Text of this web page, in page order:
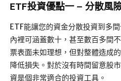
ETF投資優點一 – 分散風
ETF能讓您的資金分散投資到多
內裡可涵蓋數十，甚至數百多間
票表面未如理想，但對整體造成
降低損失。對於沒有時間留意股
資是個非常適合的投資工具。